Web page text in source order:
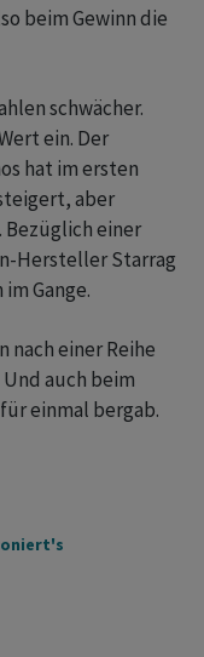
beim Gewinn die
schwächer.
ein. Der
hat im ersten
aber
Bezüglich einer
Hersteller Starrag
Gange.
nach einer Reihe
auch beim
einmal bergab.